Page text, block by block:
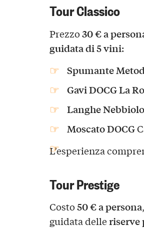
Tour Classico
Prezzo30 € a
guidata di5 vini:
Spumante
Gavi DOCG La
Langhe
Moscato DOCG
L’esperienza
Tour Prestige
Costo50 € a persona
guidata delleriserve